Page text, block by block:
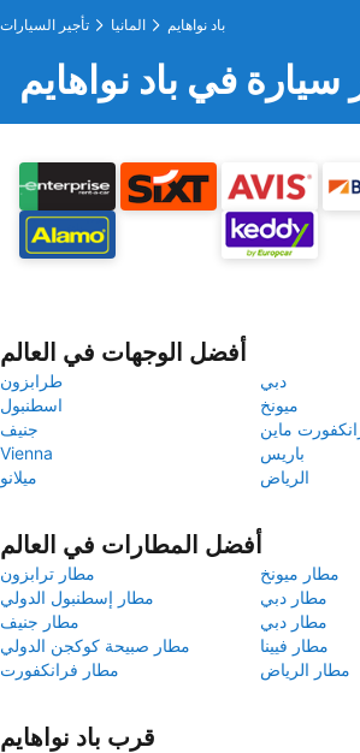
تأجير السيارات المانيا باد نواهايم
سيارة في باد نواهايم
أفضل الوجهات في العالم
طرابزون
دبي
اسطنبول
ميونخ
جنيف
ماين
Vienna
باريس
ميلانو
الرياض
أفضل المطارات في العالم
مطار ترابزون
مطار ميونخ
مطار إسطنبول الدولي
مطار دبي
مطار جنيف
مطار دبي
مطار صبيحة كوكجن الدولي
مطار فيينا
مطار فرانكفورت
مطار الرياض
قرب باد نواهايم